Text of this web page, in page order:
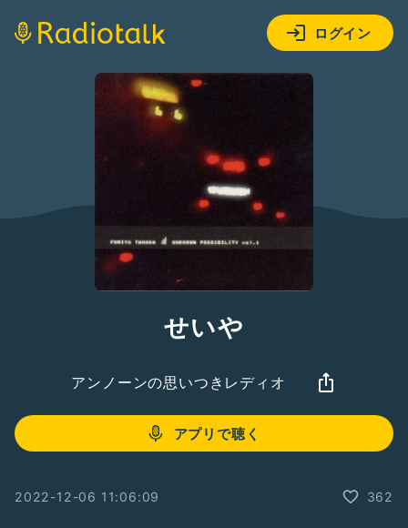
ログイン
せいや
アンノーンの思いつきレディオ
アプリで聴く
2022-12-06 11:06:09 362